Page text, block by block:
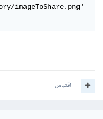
imageToShare.png'
اقتباس